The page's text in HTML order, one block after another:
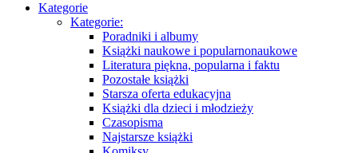
Kategorie
Kategorie:
Poradniki i albumy
Książki naukowe i popularnonaukowe
Literatura piękna, popularna i faktu
Pozostałe książki
Starsza oferta edukacyjna
Książki dla dzieci i młodzieży
Czasopisma
Najstarsze książki